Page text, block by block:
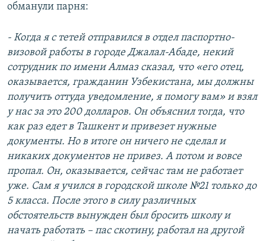
обманули парня:
- Когда я с тетей отправился в отдел паспортно-
визовой работы в городе Джалал-Абаде, некий
сотрудник по имени Алмаз сказал, что «его отец,
оказывается, гражданин Узбекистана, мы должны
получить оттуда уведомление, я помогу вам» и взял
у нас за это 200 долларов. Он объяснил тогда, что
как раз едет в Ташкент и привезет нужные
документы. Но в итоге он ничего не сделал и
никаких документов не привез. А потом и вовсе
пропал. Он, оказывается, сейчас там не работает
уже. Сам я учился в городской школе №21 только до
5 класса. После этого в силу различных
обстоятельств вынужден был бросить школу и
начать работать – пас скотину, работал на другой